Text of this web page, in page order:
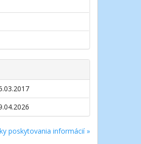
poskytovania informácií »